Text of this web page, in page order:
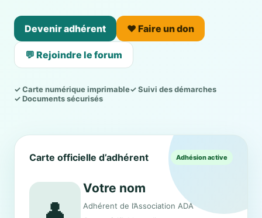
Devenir adhérent ❤️ Faire un don
💬 Rejoindre le forum
✓ Carte numérique imprimable✓ Suivi des démarches
✓ Documents sécurisés
Carte officielle d’adhérent Adhésion active
👤
Votre nom
Adhérent de l’Association ADA